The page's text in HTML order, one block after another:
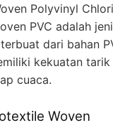
Polyvinyl
PVC adalah
dari bahan
kekuatan
cuaca.
Woven